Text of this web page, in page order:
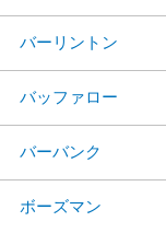
バーリントン
バッファロー
バーバンク
ボーズマン